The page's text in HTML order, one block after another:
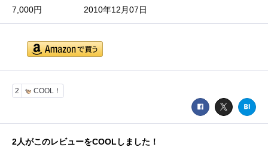
7,000円
2010年12月07日
2 COOL！
2人がこのレビューをCOOLしました！